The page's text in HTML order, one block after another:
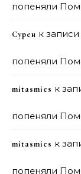
попеняли
Сурен к записи
попеняли
mitasmies к
попеняли
mitasmies к
попеняли